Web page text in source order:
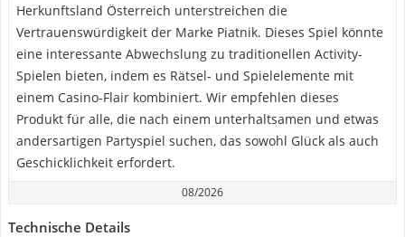
Herkunftsland Österreich unterstreichen die
Vertrauenswürdigkeit der Marke Piatnik. Dieses Spiel könnte
eine interessante Abwechslung zu traditionellen Activity-
Spielen bieten, indem es Rätsel- und Spielelemente mit
einem Casino-Flair kombiniert. Wir empfehlen dieses
Produkt für alle, die nach einem unterhaltsamen und etwas
andersartigen Partyspiel suchen, das sowohl Glück als auch
Geschicklichkeit erfordert.
08/2026
Technische Details